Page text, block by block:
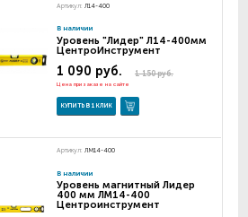
Артикул: Л14-400
В наличии
Уровень "Лидер" Л14-400мм
ЦентроИнструмент
1 150 руб.
1 090 руб.
Цена при заказе на сайте
КУПИТЬ В 1 КЛИК
Артикул: ЛМ14-400
В наличии
Уровень магнитный Лидер
400 мм ЛМ14-400
Центроинструмент